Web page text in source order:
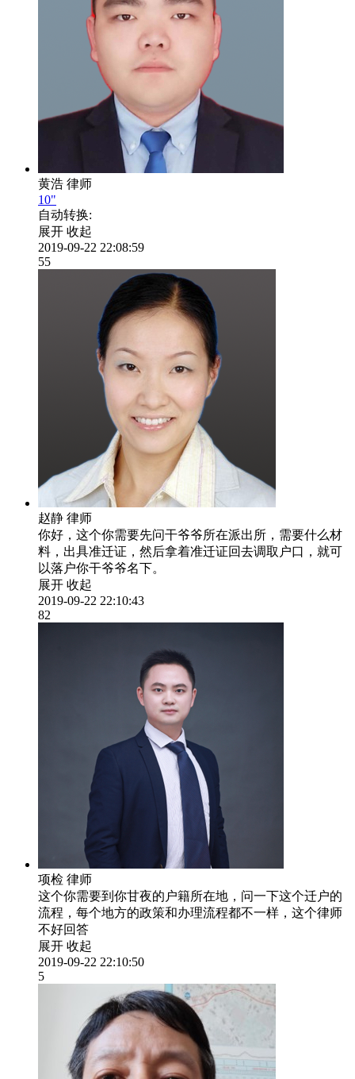
黄浩 律师
10"
自动转换:
展开 收起
2019-09-22 22:08:59
55
赵静 律师
你好，这个你需要先问干爷爷所在派出所，需要什么材
料，出具准迁证，然后拿着准迁证回去调取户口，就可
以落户你干爷爷名下。
展开 收起
2019-09-22 22:10:43
82
项检 律师
这个你需要到你甘夜的户籍所在地，问一下这个迁户的
流程，每个地方的政策和办理流程都不一样，这个律师
不好回答
展开 收起
2019-09-22 22:10:50
5